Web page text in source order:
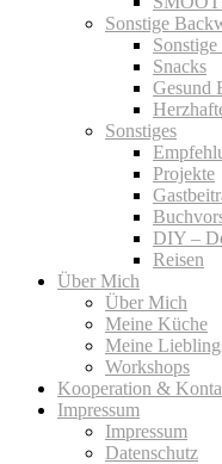
Sonstige
Snacks
Gesund
Sonstiges
Projekte
DIY –
Reisen
Über Mich
Über Mich
Meine Küche
Meine
Workshops
Kooperation &
Impressum
Impressum
Datenschutz